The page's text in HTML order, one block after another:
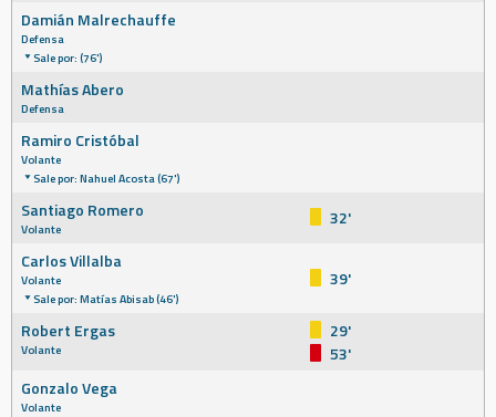
Damián Malrechauffe
Defensa
Sale por: (76')
Mathías Abero
Defensa
Ramiro Cristóbal
Volante
Sale por: Nahuel Acosta (67')
Santiago Romero
Volante
32'
Carlos Villalba
Volante
Sale por: Matías Abisab (46')
39'
Robert Ergas
Volante
29'
53'
Gonzalo Vega
Volante